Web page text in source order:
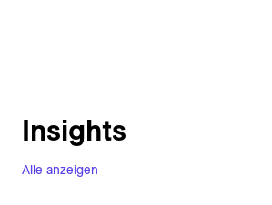
Alle anzeigen
Insights